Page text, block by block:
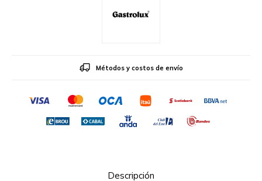
Métodos y costos de envío
Descripción